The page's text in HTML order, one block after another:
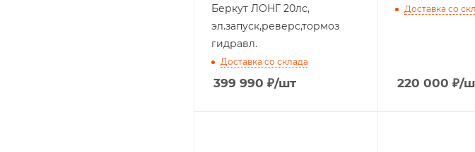
Беркут ЛОНГ 20лс,
эл.запуск,реверс,тормоз
гидравл.
Доставка со склада
399 990 ₽/шт
Доставка со
220 000 ₽/